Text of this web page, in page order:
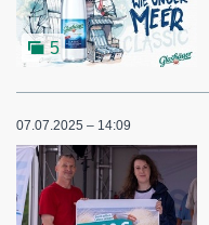
5
07.07.2025 – 14:09